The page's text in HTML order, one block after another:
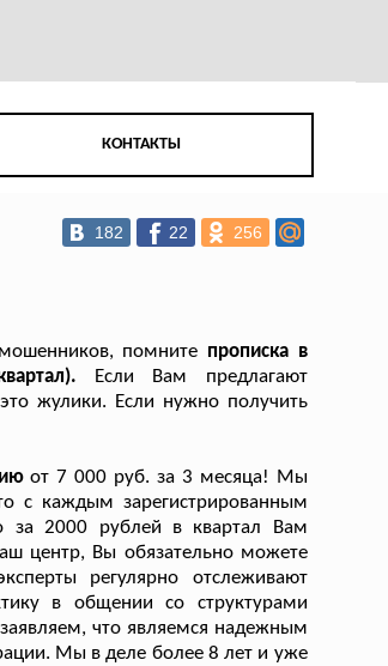
КОНТАКТЫ
182 22 256
помните прописка в
Если Вам предлагают
жулики. Если нужно получить
от 7 000 руб. за 3 месяца! Мы
с каждым зарегистрированным
за 2000 рублей в квартал Вам
центр, Вы обязательно можете
регулярно отслеживают
в общении со структурами
что являемся надежным
Мы в деле более 8 лет и уже